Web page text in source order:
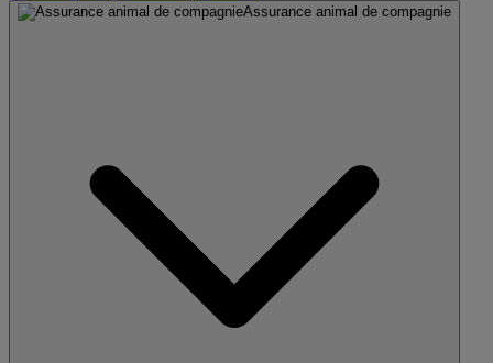
Assurance animal de compagnie